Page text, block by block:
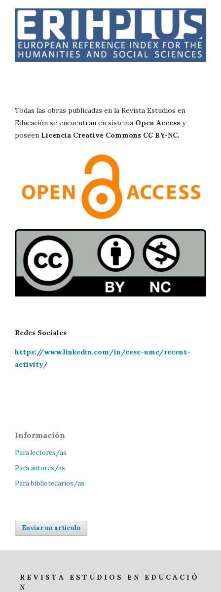
Todas las obras publicadas en la Revista Estudios en
Educación se encuentran en sistema Open Access y
poseen Licencia Creative Commons CC BY-NC.
Redes Sociales
https://www.linkedin.com/in/cese-umc/recent-
activity/
Información
Para lectores/as
Para autores/as
Para bibliotecarios/as
Enviar un artículo
R E V I S T A E S T U D I O S E N E D U C A C I Ó
N